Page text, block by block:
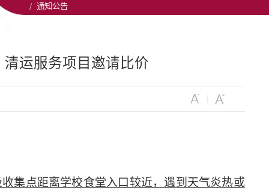
/ 通知公告
运服务项目邀请比价
集点距离学校食堂入口较近，遇到天气炎热或